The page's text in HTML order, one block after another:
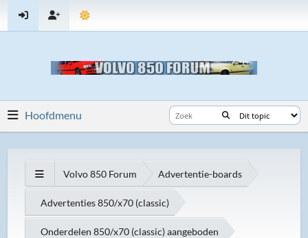
Hoofdmenu
Volvo 850 Forum Advertentie-boards
Advertenties 850/x70 (classic)
Onderdelen 850/x70 (classic) aangeboden